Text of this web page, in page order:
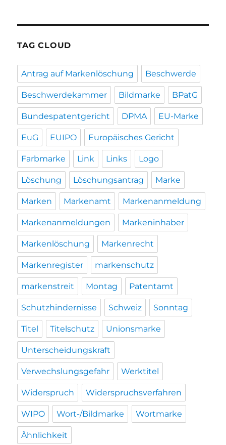
TAG CLOUD
Antrag auf Markenlöschung Beschwerde
Beschwerdekammer Bildmarke BPatG
Bundespatentgericht DPMA EU-Marke
EuG EUIPO Europäisches Gericht
Farbmarke Link Links Logo
Löschung Löschungsantrag Marke
Marken Markenamt Markenanmeldung
Markenanmeldungen Markeninhaber
Markenlöschung Markenrecht
Markenregister markenschutz
markenstreit Montag Patentamt
Schutzhindernisse Schweiz Sonntag
Titel Titelschutz Unionsmarke
Unterscheidungskraft
Verwechslungsgefahr Werktitel
Widerspruch Widerspruchsverfahren
WIPO Wort-/Bildmarke Wortmarke
Ähnlichkeit